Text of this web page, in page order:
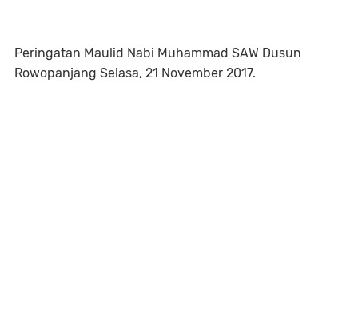
Peringatan Maulid Nabi Muhammad SAW Dusun
Rowopanjang Selasa, 21 November 2017.